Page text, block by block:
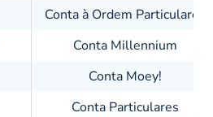
Conta à Ordem Particulares
Conta Millennium
Conta Moey!
Conta Particulares